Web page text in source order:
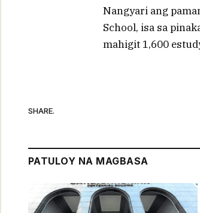
Nangyari ang
School, isa sa
mahigit 1,600
SHARE.
PATULOY NA MAGBASA